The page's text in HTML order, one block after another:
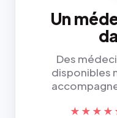
Un
Des
disponibles